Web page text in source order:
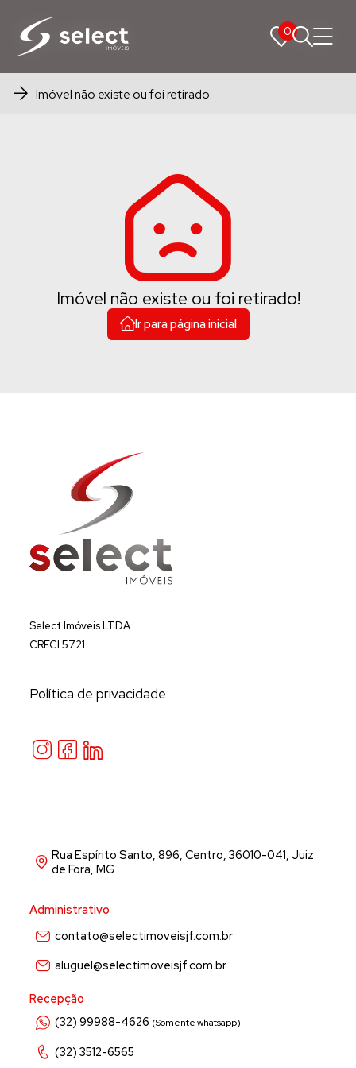
0
0
Imóvel não existe ou foi retirado.
Imóvel não existe ou foi retirado!
Ir para página inicial
Select Imóveis LTDA
CRECI 5721
Política de privacidade
Rua Espírito Santo, 896, Centro, 36010-041, Juiz
de Fora, MG
Administrativo
contato@selectimoveisjf.com.br
aluguel@selectimoveisjf.com.br
Recepção
(32) 99988-4626 (Somente whatsapp)
(32) 3512-6565